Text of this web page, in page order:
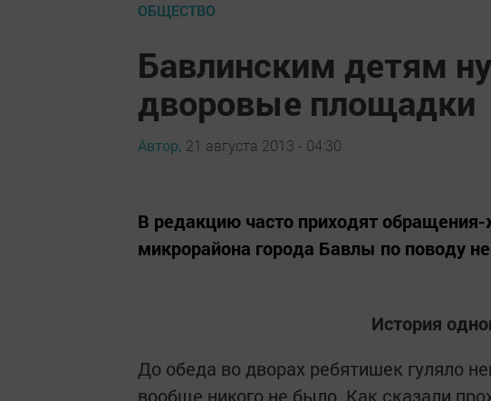
ОБЩЕСТВО
Бавлинским детям
дворовые площадки
Автор, 21 августа 2013 - 04:30
В редакцию часто приходят
микрорайона города Бавлы по поводу
История
До обеда во дворах ребятишек гуляло
вообще никого не было. Как сказали